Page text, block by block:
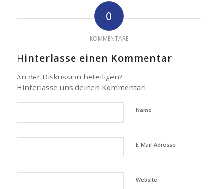
0
KOMMENTARE
Hinterlasse einen Kommentar
An der Diskussion beteiligen?
Hinterlasse uns deinen Kommentar!
Name
E-Mail-Adresse
Website